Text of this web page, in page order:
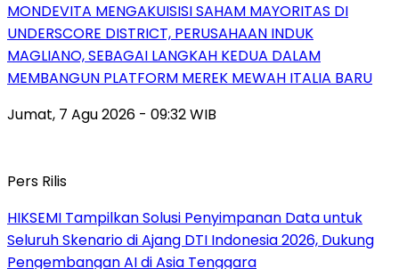
MONDEVITA MENGAKUISISI SAHAM MAYORITAS DI
UNDERSCORE DISTRICT, PERUSAHAAN INDUK
MAGLIANO, SEBAGAI LANGKAH KEDUA DALAM
MEMBANGUN PLATFORM MEREK MEWAH ITALIA BARU
Jumat, 7 Agu 2026 - 09:32 WIB
Pers Rilis
HIKSEMI Tampilkan Solusi Penyimpanan Data untuk
Seluruh Skenario di Ajang DTI Indonesia 2026, Dukung
Pengembangan AI di Asia Tenggara